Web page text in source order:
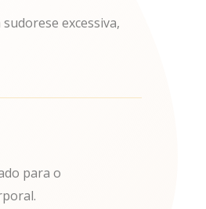
excessiva,
para o